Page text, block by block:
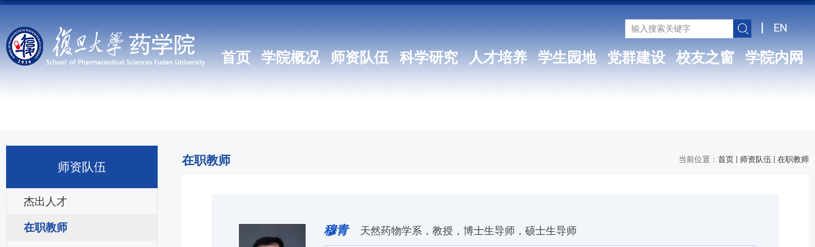
EN
首页 学院概况 师资队伍 科学研究 人才培养 学生园地 党群建设 校友之窗 学院内网
师资队伍
杰出人才
在职教师
当前位置： 首页 师资队伍 在职教师
在职教师
穆青 天然药物学系 ， 教授 ， 博士生导师，硕士生导师